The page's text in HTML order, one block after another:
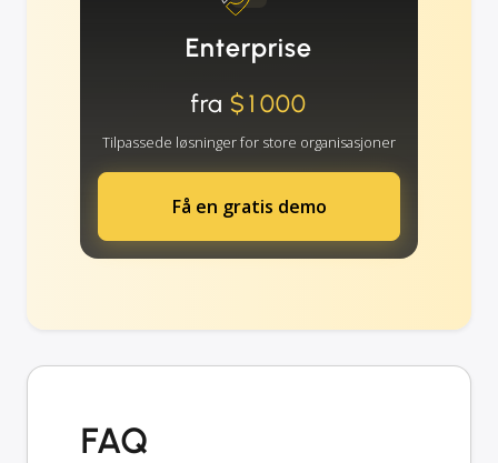
Enterprise
fra $1000
Tilpassede løsninger for store organisasjoner
Få en gratis demo
FAQ